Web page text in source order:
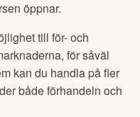
öppnar.
till för- och
för såväl
kan du handla på fler
både förhandeln och